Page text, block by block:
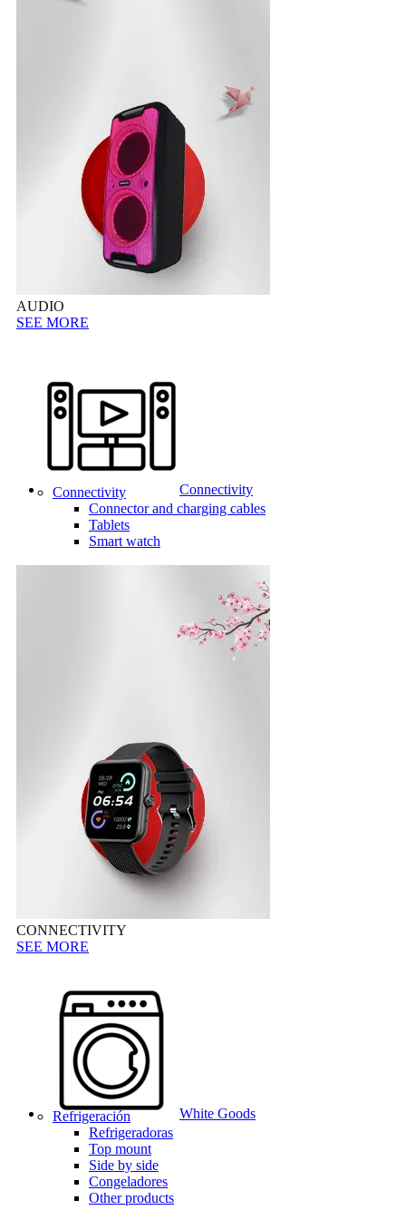
AUDIO
SEE MORE
Connectivity
Connectivity
Connector and charging cables
Tablets
Smart watch
CONNECTIVITY
SEE MORE
White Goods
Refrigeración
Refrigeradoras
Top mount
Side by side
Congeladores
Other products